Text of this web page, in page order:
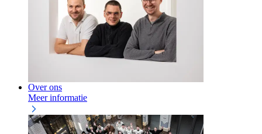
Over ons
Meer informatie